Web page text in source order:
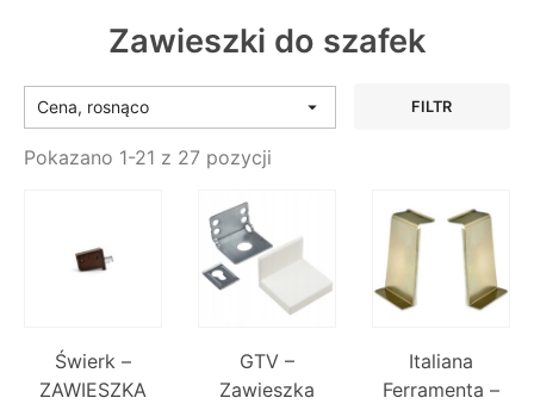
Zawieszki do szafek
Cena, rosnąco  FILTR
Pokazano 1-21 z 27 pozycji
Świerk –
ZAWIESZKA
GTV –
Zawieszka
Italiana
Ferramenta –